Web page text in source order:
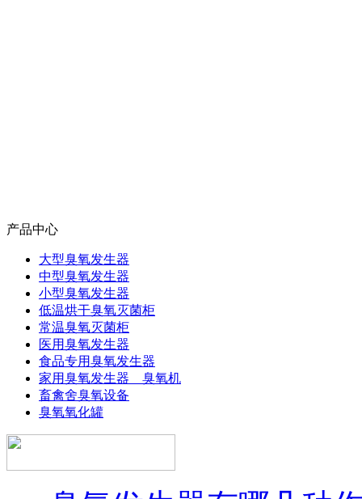
产品中心
大型臭氧发生器
中型臭氧发生器
小型臭氧发生器
低温烘干臭氧灭菌柜
常温臭氧灭菌柜
医用臭氧发生器
食品专用臭氧发生器
家用臭氧发生器 臭氧机
畜禽舍臭氧设备
臭氧氧化罐